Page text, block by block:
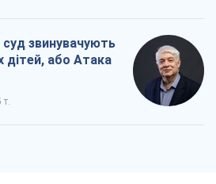
звинувачують
дітей, або Атака
т.